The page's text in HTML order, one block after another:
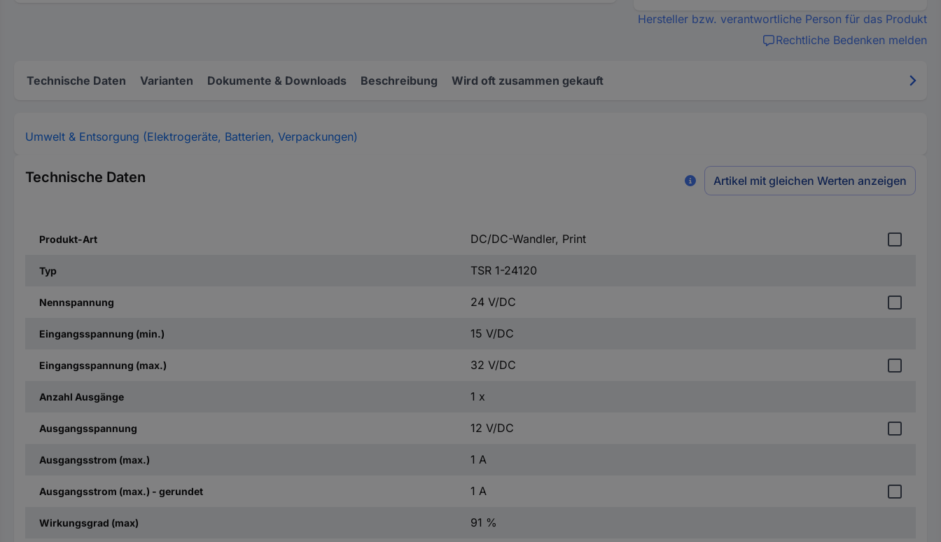
Hersteller bzw. verantwortliche Person für das Produkt
Rechtliche Bedenken melden
Technische Daten Varianten Dokumente & Downloads Beschreibung Wird oft zusammen gekauft
Umwelt & Entsorgung (Elektrogeräte, Batterien, Verpackungen)
Technische Daten Artikel mit gleichen Werten anzeigen
Produkt-Art DC/DC-Wandler, Print
Typ TSR 1-24120
Nennspannung 24 V/DC
Eingangsspannung (min.) 15 V/DC
Eingangsspannung (max.) 32 V/DC
Anzahl Ausgänge 1 x
Ausgangsspannung 12 V/DC
Ausgangsstrom (max.) 1 A
Ausgangsstrom (max.) - gerundet 1 A
Wirkungsgrad (max) 91 %